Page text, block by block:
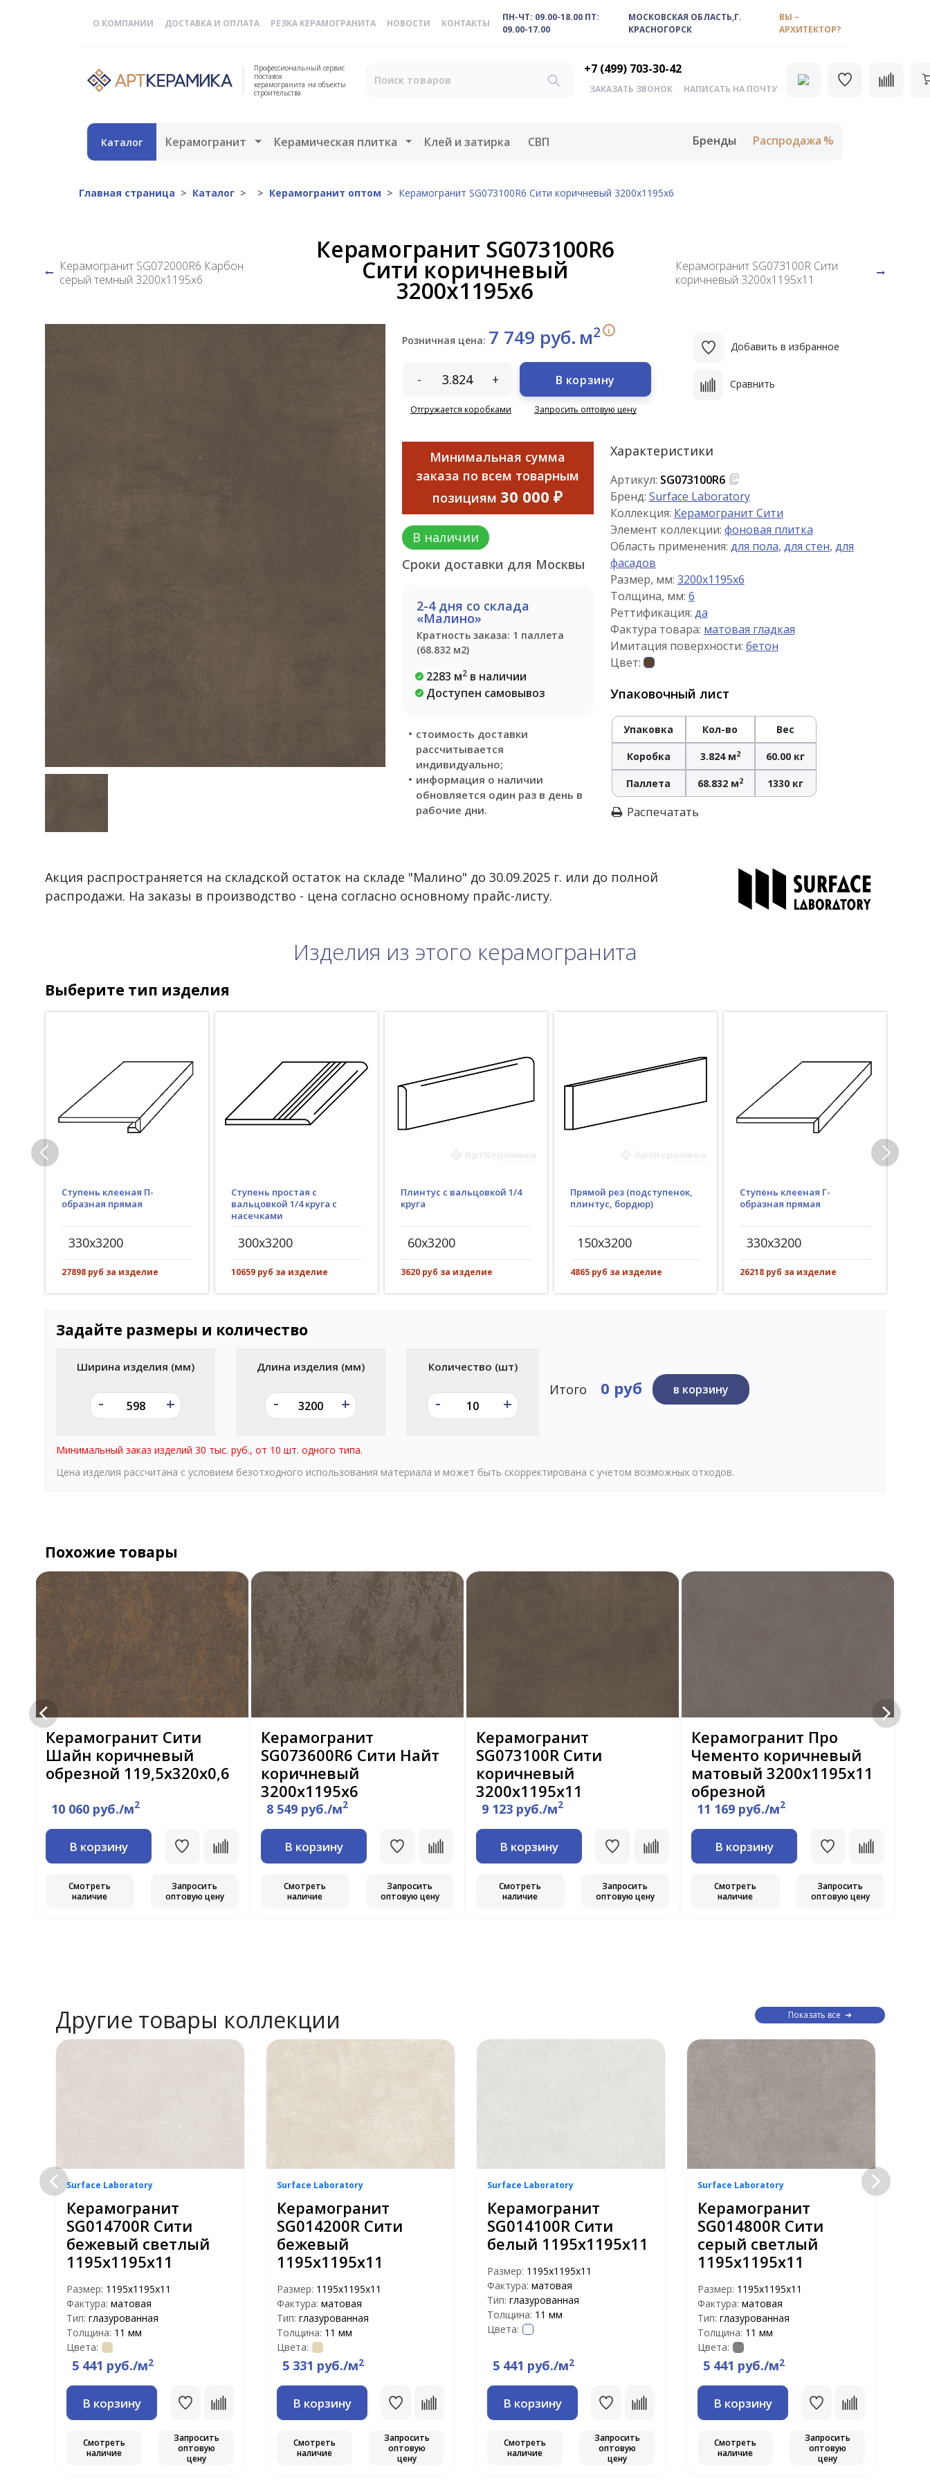
О КОМПАНИИ ДОСТАВКА И ОПЛАТА РЕЗКА КЕРАМОГРАНИТА НОВОСТИ КОНТАКТЫ
ПН-ЧТ: 09.00-18.00 ПТ:
09.00-17.00
МОСКОВСКАЯ ОБЛАСТЬ,Г.
КРАСНОГОРСК
ВЫ –
АРХИТЕКТОР?
Профессиональный сервис
поставок
керамогранита на объекты
строительства
+7 (499) 703-30-42
ЗАКАЗАТЬ ЗВОНОК НАПИСАТЬ НА ПОЧТУ
Каталог Керамогранит Открыть меню
Керамическая плитка Открыть меню
Клей и затирка СВП Бренды Распродажа
Главная страница Каталог Керамогранит оптом Керамогранит SG073100R6 Сити коричневый 3200х1195х6
Керамогранит SG072000R6 Карбон
серый темный 3200х1195х6
Керамогранит SG073100R6
Сити коричневый
3200х1195х6
Керамогранит SG073100R Сити
коричневый 3200х1195х11
Розничная цена: 7 749 руб. м2 i
- +
Отгружается коробками
В корзину
Запросить оптовую цену
Добавить в избранное
Сравнить
Минимальная сумма
заказа по всем товарным
позициям 30 000 ₽
В наличии
Сроки доставки для Москвы
2-4 дня со склада
«Малино»
Кратность заказа: 1 паллета
(68.832 м2)
2283 м2в наличии
Доступен самовывоз
стоимость доставки
рассчитывается
индивидуально;
информация о наличии
обновляется один раз в день в
рабочие дни.
Характеристики
Артикул: SG073100R6
Бренд: Surface Laboratory
Коллекция: Керамогранит Сити
Элемент коллекции: фоновая плитка
Область применения: для пола, для стен, для
фасадов
Размер, мм: 3200x1195x6
Толщина, мм: 6
Реттификация: да
Фактура товара: матовая гладкая
Имитация поверхности: бетон
Цвет:
Упаковочный лист
Упаковка Кол-во Вес
Коробка 3.824 м2 60.00 кг
Паллета 68.832 м2 1330 кг
Распечатать
Акция распространяется на складской остаток на складе "Малино" до 30.09.2025 г. или до полной
распродажи. На заказы в производство - цена согласно основному прайс-листу.
Изделия из этого керамогранита
Выберите тип изделия
Ступень клееная П-
образная прямая
330x3200
27898 руб за изделие
Ступень простая с
вальцовкой 1/4 круга с
насечками
300x3200
10659 руб за изделие
Плинтус с вальцовкой 1/4
круга
60x3200
3620 руб за изделие
Прямой рез (подступенок,
плинтус, бордюр)
150x3200
4865 руб за изделие
Ступень клееная Г-
образная прямая
330x3200
26218 руб за изделие
Задайте размеры и количество
Ширина изделия (мм)
- +
Длина изделия (мм)
- +
Количество (шт)
- +
Итого 0 руб в корзину
Минимальный заказ изделий 30 тыс. руб., от 10 шт. одного типа.
Цена изделия рассчитана с условием безотходного использования материала и может быть скорректирована с учетом возможных отходов.
Похожие товары
Керамогранит Сити
Шайн коричневый
обрезной 119,5x320x0,6
10 060 руб./м2
В корзину
Смотреть
наличие
Запросить
оптовую цену
Керамогранит
SG073600R6 Сити Найт
коричневый
3200х1195х6
8 549 руб./м2
В корзину
Смотреть
наличие
Запросить
оптовую цену
Керамогранит
SG073100R Сити
коричневый
3200х1195х11
9 123 руб./м2
В корзину
Смотреть
наличие
Запросить
оптовую цену
Керамогранит Про
Чементо коричневый
матовый 3200х1195х11
обрезной
11 169 руб./м2
В корзину
Смотреть
наличие
Запросить
оптовую цену
Другие товары коллекции Показать все
Surface Laboratory
Керамогранит
SG014700R Сити
бежевый светлый
1195х1195х11
Размер: 1195х1195х11
Фактура: матовая
Тип: глазурованная
Толщина: 11 мм
Цвета:
5 441 руб./м2
В корзину
Смотреть
наличие
Запросить
оптовую
цену
Surface Laboratory
Керамогранит
SG014200R Сити
бежевый
1195х1195х11
Размер: 1195х1195х11
Фактура: матовая
Тип: глазурованная
Толщина: 11 мм
Цвета:
5 331 руб./м2
В корзину
Смотреть
наличие
Запросить
оптовую
цену
Surface Laboratory
Керамогранит
SG014100R Сити
белый 1195х1195х11
Размер: 1195х1195х11
Фактура: матовая
Тип: глазурованная
Толщина: 11 мм
Цвета:
5 441 руб./м2
В корзину
Смотреть
наличие
Запросить
оптовую
цену
Surface Laboratory
Керамогранит
SG014800R Сити
серый светлый
1195х1195х11
Размер: 1195х1195х11
Фактура: матовая
Тип: глазурованная
Толщина: 11 мм
Цвета:
5 441 руб./м2
В корзину
Смотреть
наличие
Запросить
оптовую
цену